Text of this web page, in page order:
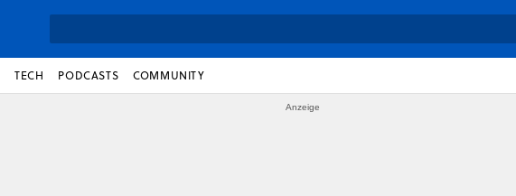
TECH PODCASTS COMMUNITY